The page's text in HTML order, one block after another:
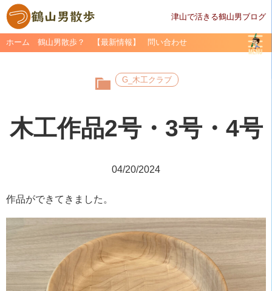
津山で活きる鶴山男ブログ
ホーム 鶴山男散歩？ 【最新情報】 問い合わせ
G_木工クラブ
木工作品2号・3号・4号
04/20/2024
作品ができてきました。